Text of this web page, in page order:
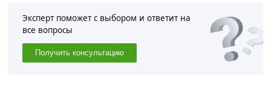
Эксперт поможет с выбором и ответит на
все вопросы
Получить консультацию